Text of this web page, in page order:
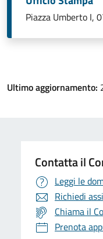
Piazza Umberto I,
Ultimo aggiornamento:
Contatta il
Leggi le
Richiedi
Chiama il
Prenota